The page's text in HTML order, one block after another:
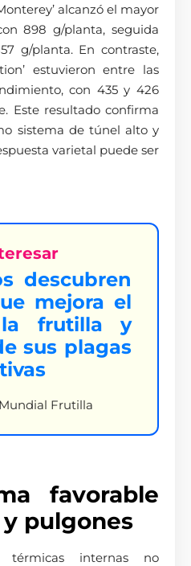
alcanzó el mayor
898 g/planta, seguida
g/planta. En contraste,
estuvieron entre las
con 435 y 426
Este resultado confirma
sistema de túnel alto y
varietal puede ser
descubren
mejora el
frutilla y
sus plagas
favorable
pulgones
térmicas internas no